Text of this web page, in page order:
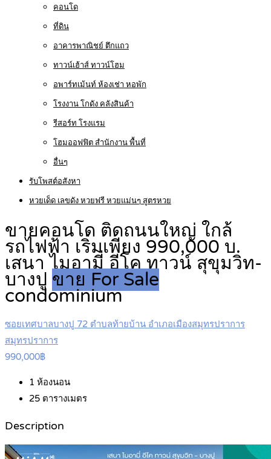
คอนโด
ที่ดิน
อาคารพาณิชย์ ตึกแถว
ทาวน์เฮ้าส์ ทาวน์โฮม
อพาร์ทเม้นท์ ห้องเช่า หอพัก
โรงงาน โกดัง คลังสินค้า
รีสอร์ท โรงแรม
โฮมออฟฟิต สำนักงาน พื้นที่
อื่นๆ
รับโพสต์อสังหา
หวยเด็ด เลขดัง หวยฟรี หวยแม่นๆ สูตรหวย
ขายคอนโด ติดถนนใหญ่ ใกล้
รถไฟฟ้า เริ่มเพียง 990,000 บ.
เสนา ไมอามี่ อีโค ทาวน์ สุขุมวิท-
บางปู ขาย For Sale
condominium
ซอยเทศบาลบางปู 72 ตำบลท้ายบ้าน อำเภอเมืองสมุทรปราการ
สมุทรปราการ
990,000฿
1 ห้องนอน
25 ตารางเมตร
Description